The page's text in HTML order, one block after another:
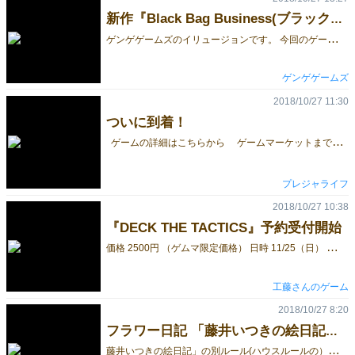
新作『Black Bag Business(ブラックバッグビジネス)』予約受付中！
ゲ
ンゲゲームズのイリュージョンです。 今回のゲームマーケット2018秋2日目、11月25日（日）にて、最新作、 『Black Bag Business（ブラックバッグビジネス）』を販売いたします！ 『Black Bag Business』の舞台は近未来のカバン工場。 ここではロボ工員がカバンを製造し、人間はそれを見ているだけ。 退屈した人間たちは、仕事を面白くするため、カバンの生産数を競うギャンブルを始める……というストーリーです。 2人から6人まで遊ぶことができ、プレイ時間は30～60分ほど。 計画的にロボ工員を増やし、カバン生産を進めていきますが、 カバン生産にはサイコロが関わってくるため、予期せずロボ工員が増えすぎ、 工場が熱暴走(バースト)してしまうことも。 そのため、生産を続けるか、途中で終了するかという チキンレース的な要素も入っています。 そして持ち運びに便利なカバン入り！ 販売価格は1セット2000円です。 ご予約は以下のメールアドレスに必要事項をご記入の上送信してください。 こちらからの返信をもって予約完了と致します。 アドレス：gengegames@gmail.com 必要事項 ・お名前（ニックネーム可） ・連絡先（メールもしくは電話番号） ・数量 件名は「予約」とご記入下さい。 予約数には限りがございますので、メールの先着順に予約を受け付けし、 予定数量に達し次第終了いたします。 お早めの予約をお勧めいたします。 また、ご予約された方は11月25日 （11月24日には出展しておりませんのでご注意ください！） 13：00頃までに当ブース（F66）までお越しください。 ご予約されていてもお受け取りに現れない場合、販売してしまう場合があります。 合わせてご了承ください。 当日会場で皆様にお会いできることを心から楽しみにしております！ Twitter イリュージョン（@iryujion）
ゲンゲゲームズ
ついに到着！
ゲームの詳細はこちらから ゲームマーケットまで、あと１か月を切りましたね。 本日、ついに販売パッケージが到着しました！ 萬印堂様ありがとうございます。 残りの１か月は、このゲームがどんなゲームなのか よく多くの人に、より分かりやすく伝わるよう頑張りたいと思います。 大人がハマるボードゲーム ～時間もお金も損したくないボードゲーマーへ～ ParallelWorld -パラレルワールド- 公式ホームページ ☝先行予約（取り置き）もこちらから
2018/10/27 11:30
プレジャライフ
『DECK THE TACTICS』予約受付開始
価
格 2500円 （ゲムマ限定価格） 日時 11/25（日） 場所 E70 少数生産のため、ご予約は1名につき2個までとさせていただきます。 予約受付は 2018/11/23 23:59 までを予定していますが、受付期日前に予約を締め切る可能性がございます。ご了承ください。 ご予約いただいたゲームはゲームマーケット当日(2018/11/25)の14時まで確保しておきます。 14時を過ぎても受け取りに来られない場合、一般販売に回す可能性がございますので、ご了承ください。 予約は下記ボタンからお願いします（Googleフォームにジャンプします）。 DECK THE TACTICS 予約フォーム 予約前に試したい人は、こちらから無料体験できます。 http://gamemarket.jp/blog/%E3%80%90%E6%96%B0%E4%BD%9C%E7%84%A1%E6%96%99%E5%85%AC%E9%96%8B%E3%80%91deck-the-tactics/ 変身ヒーローで魔法使いに飛び蹴りしたり、弓でギャンブラーを射抜きたい人は予約をお願いします。
2018/10/27 10:38
工藤さんのゲーム
フラワー日記 「藤井いつきの絵日記」ハウスルールを紹介します
藤
井いつきの絵日記」の別ルール(ハウスルールの）ゲームを紹介します。１～２人、６歳以上対象です。 カードをよく切って、まず１枚を裏にしたまま、場の中央に置きます。これが花芯になります。 そのカードの４つの角の上に、裏向きにした４枚のカードを少し重ねるようにして乗せます（めしべ・おしべ～ガク）。 この４枚のカードの外側の２つの角に１枚ずつ２枚、花びらにする計８枚のカードを表向きにして乗せます。 これでフラワーのできあがりです。場札１３枚（１＋４＋８）。あと残ったカードは手札になります。 花びらの部分の表になったカードに「同位札等」があったら、取っていきます。 「同位札等」とは、①同じ曜日②曜日の記入のない１１月と１月は、いずれか２枚あれば取ることができます。１１月の３枚が表向きであれば３枚とも取ることができます ③同じ日付（１２月１日と１月１日、１１月１５日と１２月１５日など）④日付の並び（１２月３０日・３１日・１月１日ＯＫ。１２月９日・１月１０日、１２月１１日もOKです。 取る札がなくなれば、手札を１枚表にして見て、同位札等があれば、取り除いていきます。合致しなければ、表向きに花びらとして置きます。はなびらは８枚までしか置けないので、９枚目となればゲームオーバーです。 後半戦。。裏向きのカードが花芯１枚になったら手札はあっていても違っても捨て札置き場に置きます。 同位札等で、花芯が表になれば準コンプリート。花芯がなくなればコンプリートです。 ※そもそも「藤井いつきの絵日記」はピュアな絵と文。その素材を生かすため、ルールをゴテゴテ分かりにくいも のにするは避け、いたってシンプルにしました。
2018/10/27 8:20